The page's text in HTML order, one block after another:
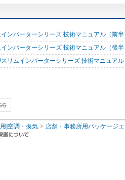
ンバーターシリーズ 技術マニュアル（前
ンバーターシリーズ 技術マニュアル（後
リムインバーターシリーズ 技術マニュア
]空調・換気 店舗・事務所用パッケージ